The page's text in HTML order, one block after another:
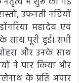
उफनती नदियों
महादेव एवं
साथ पूरी हुई। सभी
और उनके साथ
ने पार किया और
के प्रति अपार